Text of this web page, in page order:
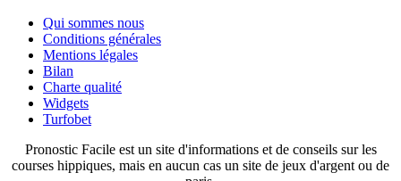
Qui sommes nous
Conditions générales
Mentions légales
Bilan
Charte qualité
Widgets
Turfobet
Pronostic Facile est un site d'informations et de conseils sur les
courses hippiques, mais en aucun cas un site de jeux d'argent ou de